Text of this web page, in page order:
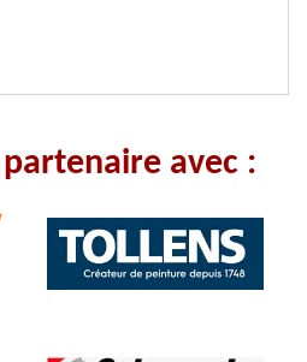
avec :